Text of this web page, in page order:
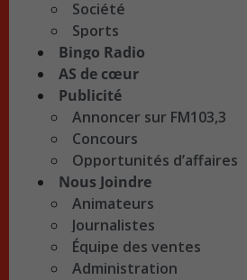
Société
Sports
Bingo Radio
AS de cœur
Publicité
Annoncer sur FM103,3
Concours
Opportunités d’affaires
Nous Joindre
Animateurs
Journalistes
Équipe des ventes
Administration